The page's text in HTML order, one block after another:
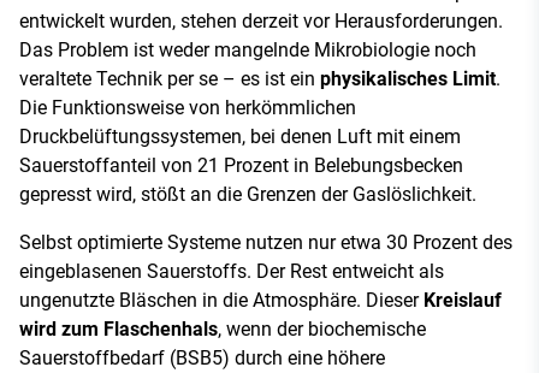
entwickelt wurden, stehen derzeit vor Herausforderungen.
Das Problem ist weder mangelnde Mikrobiologie noch
veraltete Technik per se – es ist ein physikalisches Limit.
Die Funktionsweise von herkömmlichen
Druckbelüftungssystemen, bei denen Luft mit einem
Sauerstoffanteil von 21 Prozent in Belebungsbecken
gepresst wird, stößt an die Grenzen der Gaslöslichkeit.
Selbst optimierte Systeme nutzen nur etwa 30 Prozent des
eingeblasenen Sauerstoffs. Der Rest entweicht als
ungenutzte Bläschen in die Atmosphäre. Dieser Kreislauf
wird zum Flaschenhals, wenn der biochemische
Sauerstoffbedarf (BSB5) durch eine höhere